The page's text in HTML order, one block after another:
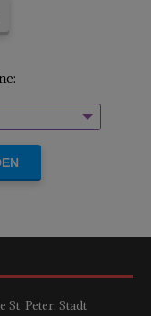
St. Peter: Stadt